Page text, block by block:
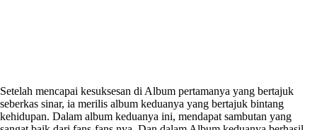
Setelah mencapai kesuksesan di Album pertamanya yang bertajuk
seberkas sinar, ia merilis album keduanya yang bertajuk bintang
kehidupan. Dalam album keduanya ini, mendapat sambutan yang